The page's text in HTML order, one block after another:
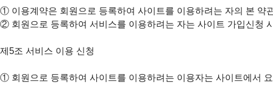
①
② 회원으로 등록하여 서비스를 이용하려는 자는 사이트 가입신청
제5조 서비스 이용 신청
①